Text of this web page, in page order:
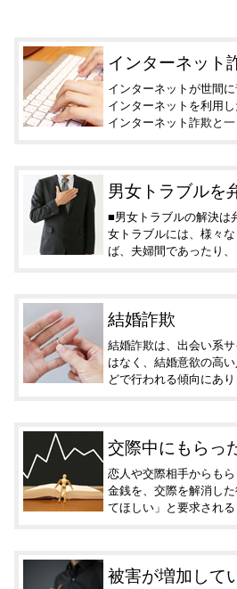
インターネット
インターネットが世間
インターネットを利用
インターネット詐欺と
男女トラブルを
■男女トラブルの解決は
女トラブルには、様々
ば、夫婦間であったり
結婚詐欺
結婚詐欺は、出会い系
はなく、結婚意欲の高
どで行われる傾向にあ
交際中にもらっ
恋人や交際相手からも
金銭を、交際を解消し
てほしい」と要求され
被害が増加して